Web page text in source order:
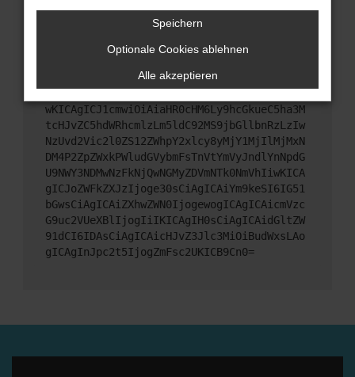
das Problem zu beheben. Du kannst uns diesen
Text schicken, um uns bei der Fehlersuche zu
unterstützen:
ewogICJuYW1lIjogIk5ldHdvcmtFcnJvciIsCiAgI
mNvbmZpZyI6IHsKICAgICJtZXRob2QiOiAiR0VUIi
wKICAgICJ1cmwiOiAiaHR0cHM6Ly9hcGkueC5ha3M
tcHJvZC5hdWRhcmlzLm5ldC92MS9jbGllbnRzLzIw
NzUvd2Vic2l0ZS12ZWhpY2xlcy8yMjY1MjIlMjMxN
DM4P2ZpZWxkPWludGVybmFsTnVtYmVyJndlYnNpdG
U9NWY3NDMwNzFkNjQwNGMyZDVmNTk0NmVhIiwKICA
gICJoZWFkZXJzIjoge30sCiAgICAiYm9keSI6IG51
bGwsCiAgICAiZXhwZWN0IjogewogICAgICAicmVzc
G9uc2VUeXBlIjogIiIKICAgIH0sCiAgICAidGltZW
91dCI6IDAsCiAgICAicHJvZ3Jlc3MiOiBudWxsLAo
gICAgInJpc2t5IjogZmFsc2UKICB9Cn0=
Speichern
Optionale Cookies ablehnen
Alle akzeptieren